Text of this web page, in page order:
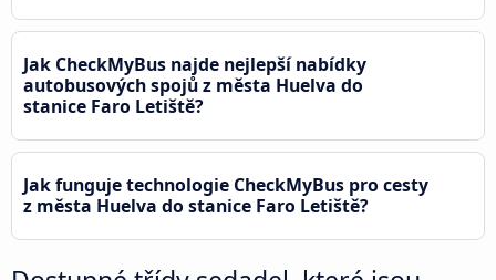
Jak CheckMyBus najde nejlepší nabídky
autobusových spojů z města Huelva do
stanice Faro Letiště?
Jak funguje technologie CheckMyBus pro cesty
z města Huelva do stanice Faro Letiště?